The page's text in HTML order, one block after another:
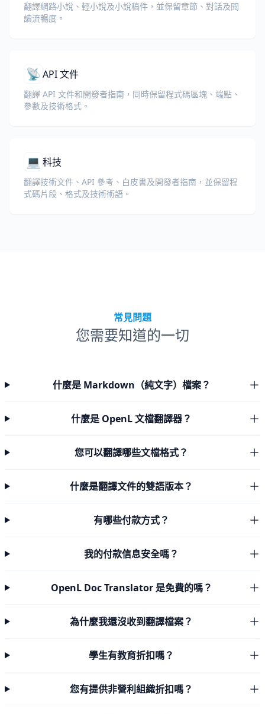
翻譯網路小說、輕小說及小說稿件，並保留章節、對話及閱
讀流暢度。
📡 API 文件
翻譯 API 文件和開發者指南，同時保留程式碼區塊、端點、
參數及技術格式。
💻 科技
翻譯技術文件、API 參考、白皮書及開發者指南，並保留程
式碼片段、格式及技術術語。
常見問題
您需要知道的一切
什麼是 Markdown（純文字）檔案？
什麼是 OpenL 文檔翻譯器？
您可以翻譯哪些文檔格式？
什麼是翻譯文件的雙語版本？
有哪些付款方式？
我的付款信息安全嗎？
OpenL Doc Translator 是免費的嗎？
為什麼我還沒收到翻譯檔案？
學生有教育折扣嗎？
您有提供非營利組織折扣嗎？